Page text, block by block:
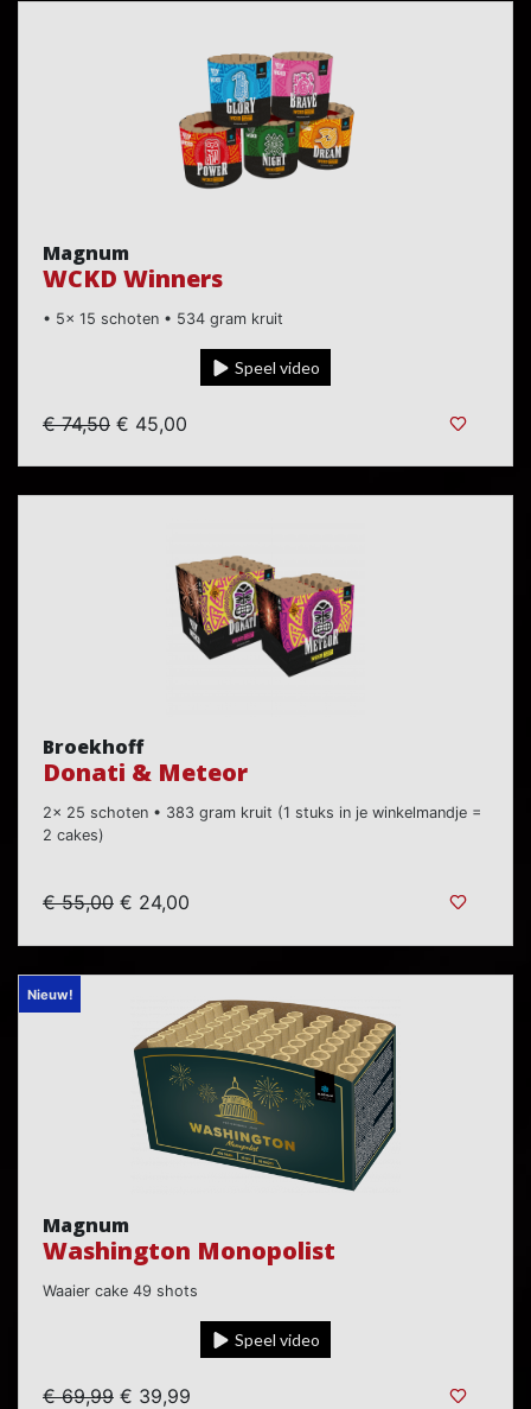
Magnum
WCKD Winners
• 5x 15 schoten • 534 gram kruit
Speel video
€ 74,50 € 45,00
Broekhoff
Donati & Meteor
2x 25 schoten • 383 gram kruit (1 stuks in je winkelmandje =
2 cakes)
€ 55,00 € 24,00
Nieuw!
Magnum
Washington Monopolist
Waaier cake 49 shots
Speel video
€ 69,99 € 39,99